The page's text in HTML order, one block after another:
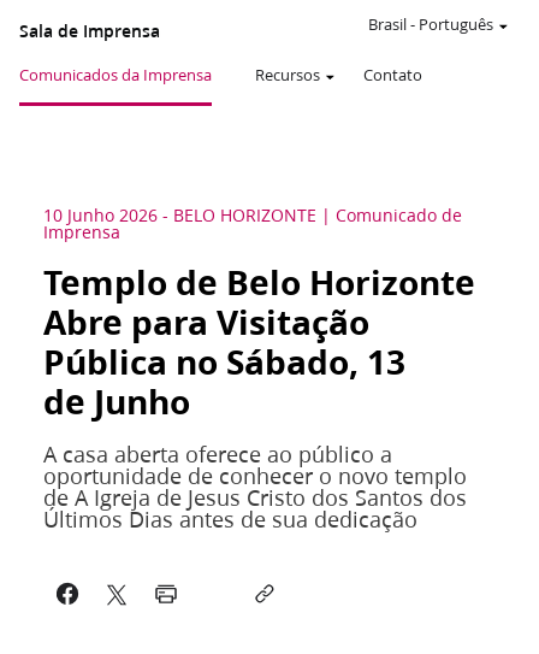
Sala de Imprensa
Comunicados da Imprensa Recursos Contato
Brasil- Português
10 Junho 2026 - BELO HORIZONTE Comunicado de
Imprensa
Templo de Belo Horizonte
Abre para Visitação
Pública no Sábado, 13
de Junho
A casa aberta oferece ao público a
oportunidade de conhecer o novo templo
de A Igreja de Jesus Cristo dos Santos dos
Últimos Dias antes de sua dedicação